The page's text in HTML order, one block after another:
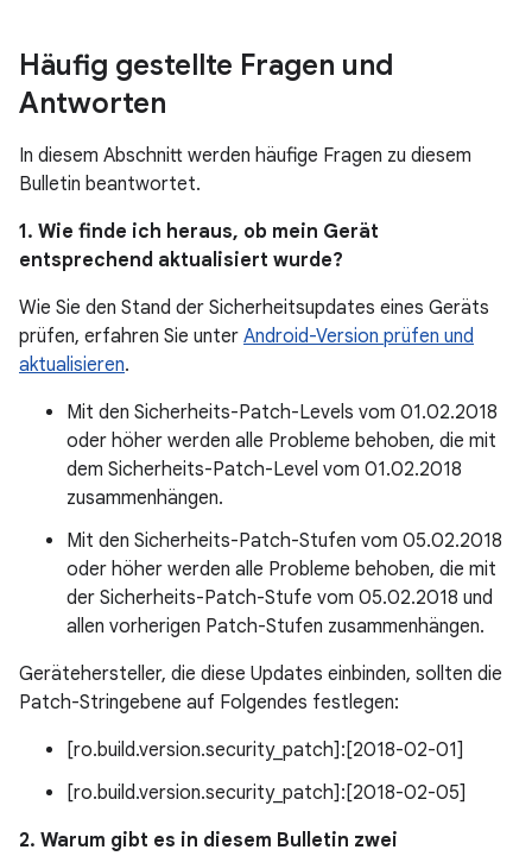
Häufig gestellte Fragen und
Antworten
In diesem Abschnitt werden häufige Fragen zu diesem
Bulletin beantwortet.
1. Wie finde ich heraus, ob mein Gerät
entsprechend aktualisiert wurde?
Wie Sie den Stand der Sicherheitsupdates eines Geräts
prüfen, erfahren Sie unter Android-Version prüfen und
aktualisieren.
Mit den Sicherheits-Patch-Levels vom 01.02.2018
oder höher werden alle Probleme behoben, die mit
dem Sicherheits-Patch-Level vom 01.02.2018
zusammenhängen.
Mit den Sicherheits-Patch-Stufen vom 05.02.2018
oder höher werden alle Probleme behoben, die mit
der Sicherheits-Patch-Stufe vom 05.02.2018 und
allen vorherigen Patch-Stufen zusammenhängen.
Gerätehersteller, die diese Updates einbinden, sollten die
Patch-Stringebene auf Folgendes festlegen:
[ro.build.version.security_patch]:[2018-02-01]
[ro.build.version.security_patch]:[2018-02-05]
2. Warum gibt es in diesem Bulletin zwei